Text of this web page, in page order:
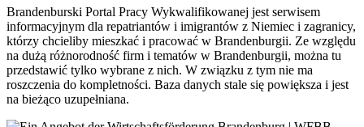
Brandenburski Portal Pracy Wykwalifikowanej jest serwisem
informacyjnym dla repatriantów i imigrantów z Niemiec i zagranicy,
którzy chcieliby mieszkać i pracować w Brandenburgii. Ze względu
na dużą różnorodność firm i tematów w Brandenburgii, można tu
przedstawić tylko wybrane z nich. W związku z tym nie ma
roszczenia do kompletności. Baza danych stale się powiększa i jest
na bieżąco uzupełniana.